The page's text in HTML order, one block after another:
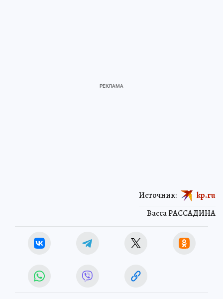
Васса РАССАДИНА
Источник: kp.ru